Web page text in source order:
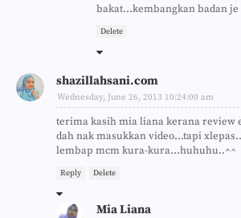
bakat...kembangkan badan
Delete
shazillahsani.com
Wednesday, June 26, 2013 10:24:00 am
terima kasih mia liana kerana review
dah nak masukkan video...tapi
lembap mcm kura-kura...huhuhu..^^
Reply Delete
Mia Liana